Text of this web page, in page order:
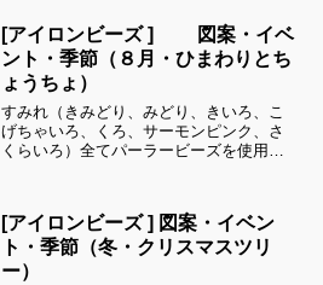
ーズ別に図案を見ることができます！お
時間がありましたら、他...
[アイロンビーズ ] 図案・イベ
ント・季節（８月・ひまわりとち
ょうちょ）
すみれ（きみどり、みどり、きいろ、こ
げちゃいろ、くろ、サーモンピンク、さ
くらいろ）全てパーラービーズを使用し
見ることができます！お時間がありまし
たら、他の図案もぜひ覗い...
[アイロンビーズ ] 図案・イベン
ト・季節（冬・クリスマスツリ
ー）